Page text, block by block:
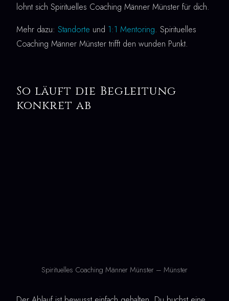
lohnt sich Spirituelles Coaching Männer Münster für dich.
Mehr dazu: Standorte und 1:1 Mentoring. Spirituelles
Coaching Männer Münster trifft den wunden Punkt.
So läuft die Begleitung
konkret ab
Spirituelles Coaching Männer Münster – Münster